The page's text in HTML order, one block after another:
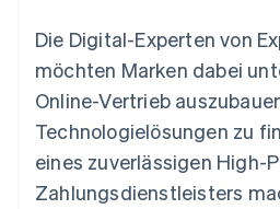
Betrugsprävention
Atlas
Start-up-Gründung
Climate
CO₂-Entnahme
Online-Identitätsprüfung
Ecosystem
Partner
Stripe App-
Die Digital-Experten von
möchten Marken dabei
Online-Vertrieb
Technologielösungen zu
eines zuverlässigen High-
Zahlungsdienstleisters